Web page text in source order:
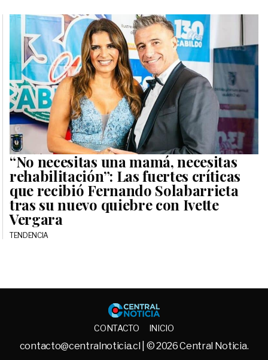
“No necesitas una mamá, necesitas
rehabilitación”: Las fuertes críticas
que recibió Fernando Solabarrieta
tras su nuevo quiebre con Ivette
Vergara
TENDENCIA
Central
CONTACTO INICIO
contacto@centralnoticia.cl | © 2026 Central Noticia.